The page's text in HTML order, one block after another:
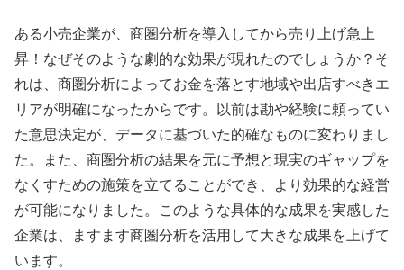
ある小売企業が、商圏分析を導入してから売り上げ急上
昇！なぜそのような劇的な効果が現れたのでしょうか？そ
れは、商圏分析によってお金を落とす地域や出店すべきエ
リアが明確になったからです。以前は勘や経験に頼ってい
た意思決定が、データに基づいた的確なものに変わりまし
た。また、商圏分析の結果を元に予想と現実のギャップを
なくすための施策を立てることができ、より効果的な経営
が可能になりました。このような具体的な成果を実感した
企業は、ますます商圏分析を活用して大きな成果を上げて
います。